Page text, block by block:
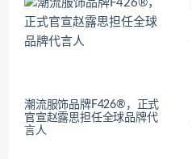
潮流服饰品牌F426®，正式
官宣赵露思担任全球品牌代
言人